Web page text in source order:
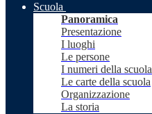
Scuola
Panoramica
Presentazione
I luoghi
Le persone
I numeri della scuola
Le carte della scuola
Organizzazione
La storia